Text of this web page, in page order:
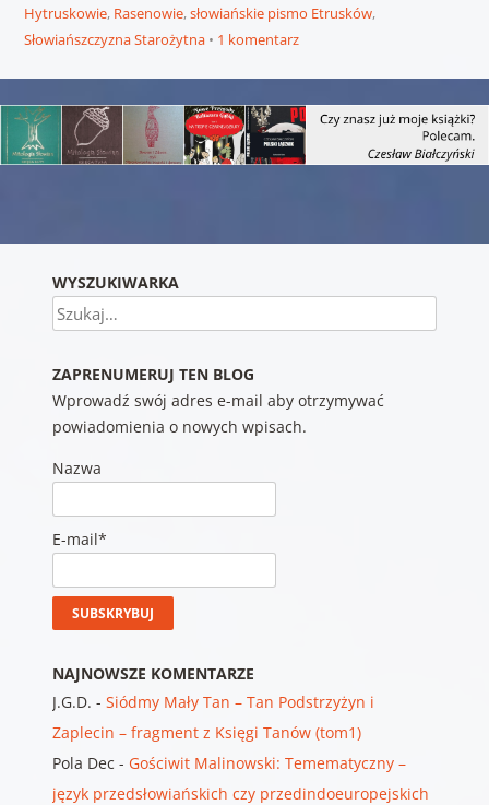
Hytruskowie, Rasenowie,słowiańskie pismo Etrusków,
Słowiańszczyzna Starożytna
1 komentarz
WYSZUKIWARKA
Szukaj
ZAPRENUMERUJ TEN BLOG
Wprowadź swój adres e-mail aby otrzymywać
powiadomienia o nowych wpisach.
Nazwa
E-mail*
NAJNOWSZE KOMENTARZE
J.G.D. - Siódmy Mały Tan – Tan Podstrzyżyn i
Zaplecin – fragment z Księgi Tanów (tom1)
Pola Dec - Gościwit Malinowski: Temematyczny –
język przedsłowiańskich czy przedindoeuropejskich